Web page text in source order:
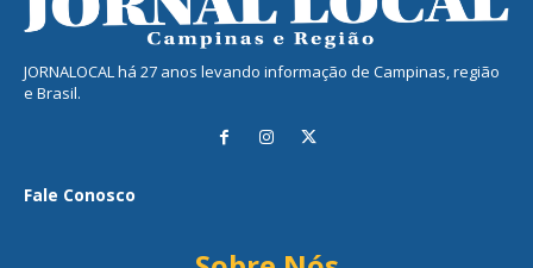
JORNALOCAL há 27 anos levando informação de Campinas, região
e Brasil.
Fale Conosco